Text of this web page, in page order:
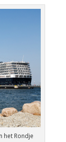
het Rondje